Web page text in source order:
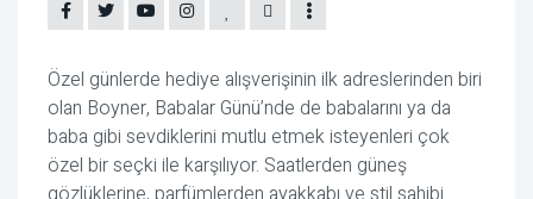
Özel günlerde hediye alışverişinin ilk adreslerinden biri
olan Boyner, Babalar Günü’nde de babalarını ya da
baba gibi sevdiklerini mutlu etmek isteyenleri çok
özel bir seçki ile karşılıyor. Saatlerden güneş